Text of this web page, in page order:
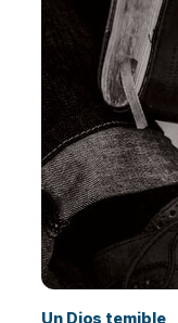
Un Dios temible